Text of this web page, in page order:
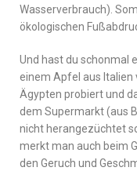
Wasserverbrauch).
ökologischen
Und hast du schonmal
einem Apfel aus Italien
Ägypten probiert und
dem Supermarkt (aus
nicht herangezüchtet
merkt man auch beim
den Geruch und